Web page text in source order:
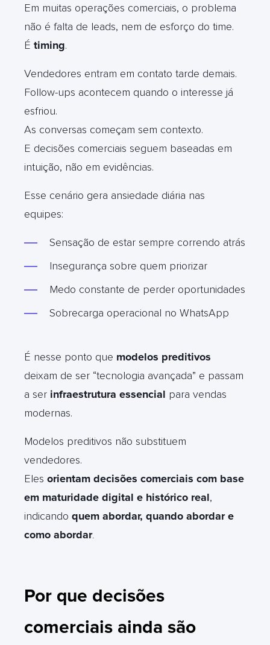
Em muitas operações comerciais, o problema
não é falta de leads, nem de esforço do time.
É timing.
Vendedores entram em contato tarde demais.
Follow-ups acontecem quando o interesse já
esfriou.
As conversas começam sem contexto.
E decisões comerciais seguem baseadas em
intuição, não em evidências.
Esse cenário gera ansiedade diária nas
equipes:
Sensação de estar sempre correndo atrás
Insegurança sobre quem priorizar
Medo constante de perder oportunidades
Sobrecarga operacional no WhatsApp
É nesse ponto que modelos preditivos
deixam de ser “tecnologia avançada” e passam
a ser infraestrutura essencial para vendas
modernas.
Modelos preditivos não substituem
vendedores.
Eles orientam decisões comerciais com base
em maturidade digital e histórico real,
indicando quem abordar, quando abordar e
como abordar.
Por que decisões
comerciais ainda são